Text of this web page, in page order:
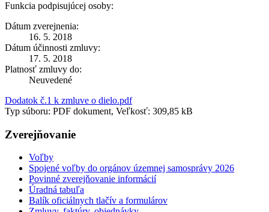
Funkcia podpisujúcej osoby:
Dátum zverejnenia:
16. 5. 2018
Dátum účinnosti zmluvy:
17. 5. 2018
Platnosť zmluvy do:
Neuvedené
Dodatok č.1 k zmluve o dielo.pdf
Typ súboru: PDF dokument, Veľkosť: 309,85 kB
Zverejňovanie
Voľby
Spojené voľby do orgánov územnej samosprávy 2026
Povinné zverejňovanie informácií
Úradná tabuľa
Balík oficiálnych tlačív a formulárov